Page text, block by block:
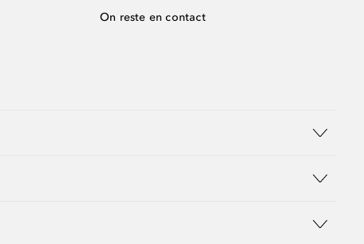
On reste en contact